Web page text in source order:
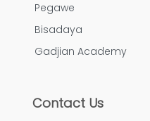
Pegawe
Bisadaya
Gadjian Academy
Contact Us